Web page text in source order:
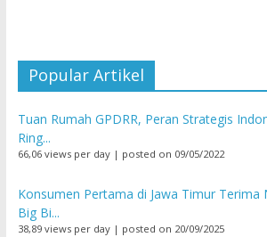
Popular Artikel
Tuan Rumah GPDRR, Peran Strategis
Ring...
66,06 views per day| posted on 09/05/2022
Konsumen Pertama di Jawa Timur Terima
Big Bi...
38,89 views per day| posted on 20/09/2025